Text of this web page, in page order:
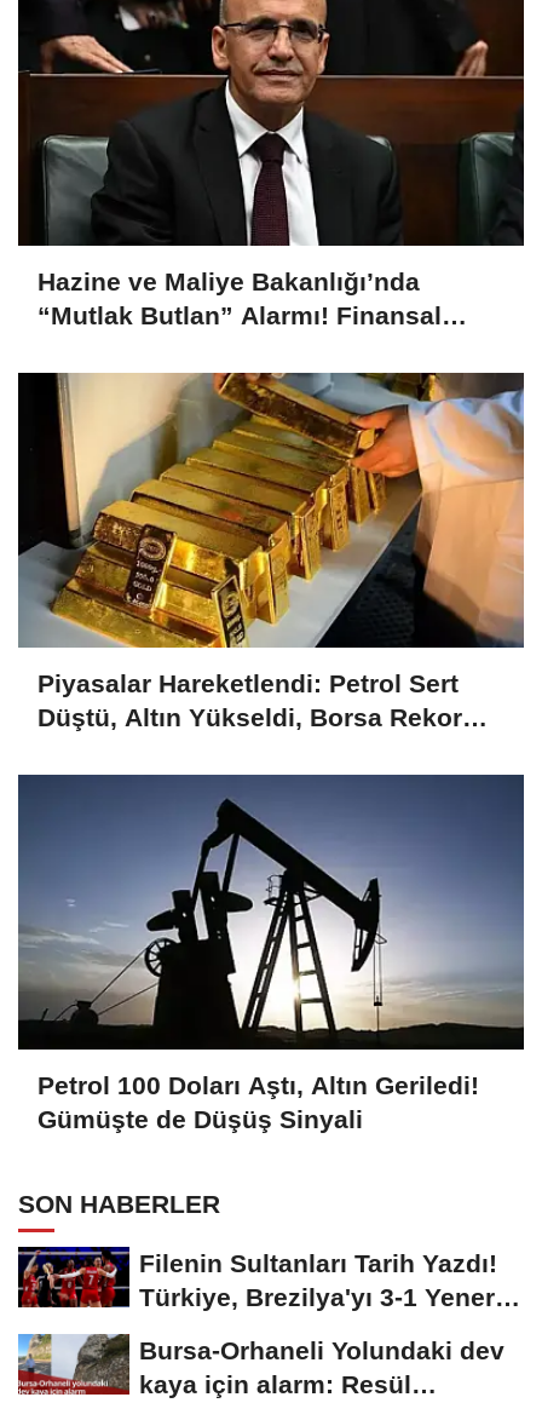
Hazine ve Maliye Bakanlığı’nda
“Mutlak Butlan” Alarmı! Finansal
Piyasalar Hareketlendi: Petrol Sert
Düştü, Altın Yükseldi, Borsa Rekor
Petrol 100 Doları Aştı, Altın Geriledi!
Gümüşte de Düşüş Sinyali
SON HABERLER
Filenin Sultanları Tarih Yazdı!
Türkiye, Brezilya'yı 3-1 Yenerek
Bursa-Orhaneli Yolundaki dev
kaya için alarm: Resül